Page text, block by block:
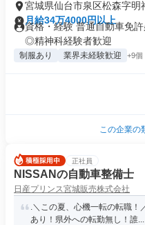
宮城県仙台市泉区松森字明
月給34万4000円以上
資格・経験 普通自動車免
◎精神科経験者歓迎
制服あり 業界未経験歓迎 +9個
この企業の
正社員
NISSANの自動車整備士
日産プリンス宮城販売株式会社
.＼この夏、心機一転の転職
あり！県外への転勤無し！誰...